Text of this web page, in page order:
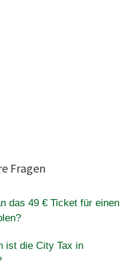
Fragen
das 49 € Ticket für einen
ist die City Tax in